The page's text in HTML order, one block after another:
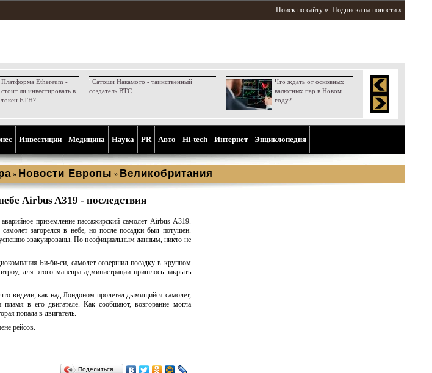
Поиск по сайту » Подписка на новости »
Платформа Ethereum -
стоит ли инвестировать в
токен ETH?
Сатоши Накамото - таинственный
создатель BTC
Что ждать от основных
валютных пар в Новом
году?
Инвестиции Медицина Наука PR Aвто Hi-tech Интернет Энциклопедия
» Новости Европы » Великобритания
Airbus A319 - последствия
приземление пассажирский самолет Airbus A319.
загорелся в небе, но после посадки был потушен.
эвакуированы. По неофициальным данным, никто не
Би-би-си, самолет совершил посадку в крупном
для этого маневра администрации пришлось закрыть
видели, как над Лондоном пролетал дымящийся самолет,
пламя в его двигателе. Как сообщают, возгорание могла
попала в двигатель.
рейсов.
Поделиться…